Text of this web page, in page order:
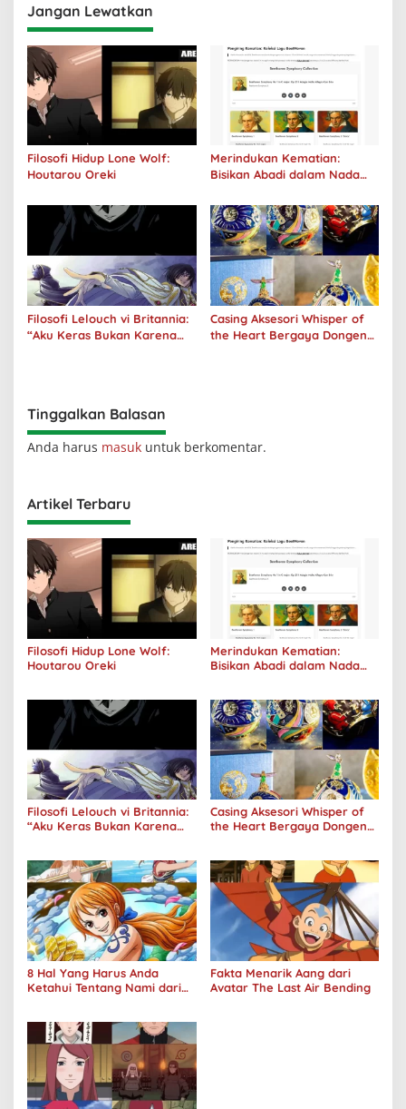
Jangan Lewatkan
Filosofi Hidup Lone Wolf:
Houtarou Oreki
Merindukan Kematian:
Bisikan Abadi dalam Nada
Filosofi Lelouch vi Britannia:
“Aku Keras Bukan Karena
Casing Aksesori Whisper of
the Heart Bergaya Dongeng
Tinggalkan Balasan
Anda harus masuk untuk berkomentar.
Artikel Terbaru
Filosofi Hidup Lone Wolf:
Houtarou Oreki
Merindukan Kematian:
Bisikan Abadi dalam Nada
Filosofi Lelouch vi Britannia:
“Aku Keras Bukan Karena
Casing Aksesori Whisper of
the Heart Bergaya Dongeng
8 Hal Yang Harus Anda
Ketahui Tentang Nami dari
Fakta Menarik Aang dari
Avatar The Last Air Bending